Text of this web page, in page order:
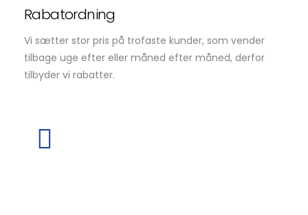
Rabatordning
Vi sætter stor pris på trofaste kunder, som vender
tilbage uge efter eller måned efter måned, derfor
tilbyder vi rabatter.